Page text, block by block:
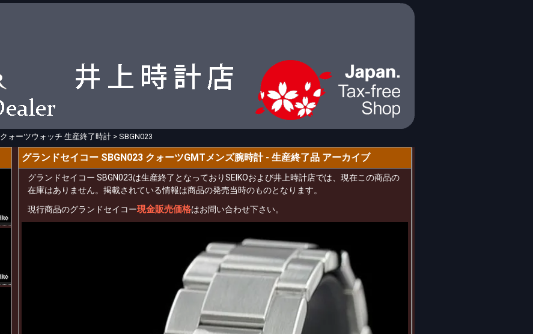
クォーツウォッチ 生産終了時計 > SBGN023
グランドセイコー SBGN023 クォーツGMTメンズ腕時計 - 生産終了品 アーカイブ
グランドセイコー SBGN023は生産終了となっておりSEIKOおよび井上時計店では、現在この商品の
在庫はありません。掲載されている情報は商品の発売当時のものとなります。
現行商品のグランドセイコー現金販売価格はお問い合わせ下さい。